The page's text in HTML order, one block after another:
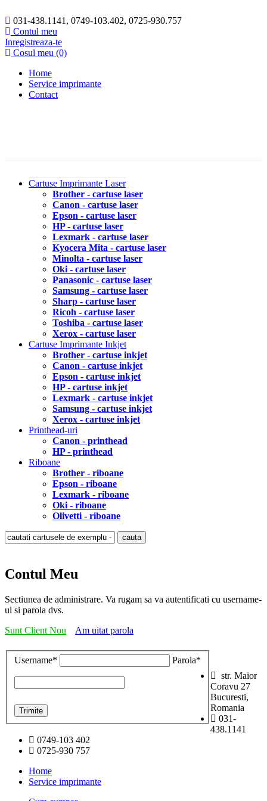
031-438.1141, 0749-103.402, 0725-930.757
Contul meu
Inregistreaza-te
Cosul meu (0)
Home
Service imprimante
Contact
Cartuse Imprimante Laser
Brother - cartuse laser
Canon - cartuse laser
Epson - cartuse laser
HP - cartuse laser
Lexmark - cartuse laser
Kyocera Mita - cartuse laser
Minolta - cartuse laser
Oki - cartuse laser
Panasonic - cartuse laser
Samsung - cartuse laser
Sharp - cartuse laser
Ricoh - cartuse laser
Toshiba - cartuse laser
Xerox - cartuse laser
Cartuse Imprimante Inkjet
Brother - cartuse inkjet
Canon - cartuse inkjet
Epson - cartuse inkjet
HP - cartuse inkjet
Lexmark - cartuse inkjet
Samsung - cartuse inkjet
Xerox - cartuse inkjet
Printhead-uri
Canon - printhead
HP - printhead
Riboane
Brother - riboane
Epson - riboane
Lexmark - riboane
Oki - riboane
Olivetti - riboane
Contul Meu
Sectiunea de administrare. Va rugam sa va autentificati cu username-
ul si parola dvs.
Sunt Client Nou
Am uitat parola
Username*
Parola*
str. Maior
Coravu 27
Bucuresti,
Romania
031-
438.1141
0749-103 402
0725-930 757
Home
Service imprimante